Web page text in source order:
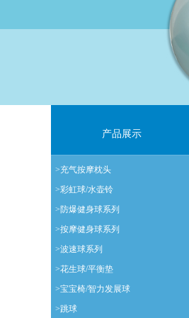
产品展示
>充气按摩枕头
>彩虹球/水壶铃
>防爆健身球系列
>按摩健身球系列
>波速球系列
>花生球/平衡垫
>宝宝椅/智力发展球
>跳球